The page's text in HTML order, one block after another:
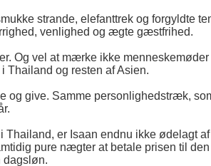
strande, elefanttrek og forgyldte
venlighed og ægte gæstfrihed.
Og vel at mærke ikke
Thailand og resten af Asien.
og give. Samme personlighedstræk,
er Isaan endnu ikke ødelagt
pure nægter at betale prisen til
dagsløn.